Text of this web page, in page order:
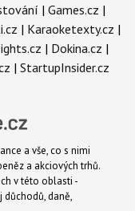
| Games.cz |
| Karaoketexty.cz |
| Dokina.cz |
| StartupInsider.cz
a vše, co s nimi
a akciových trhů.
v této oblasti -
důchodů, daně,